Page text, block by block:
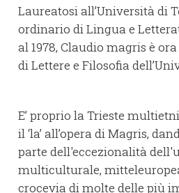
Laureatosi all’Università di
ordinario di Lingua e
al 1978, Claudio magris è
di Lettere e Filosofia
E’ proprio la Trieste
il ‘la’ all’opera di Magris,
parte dell'eccezionalità
multiculturale,
crocevia di molte delle più